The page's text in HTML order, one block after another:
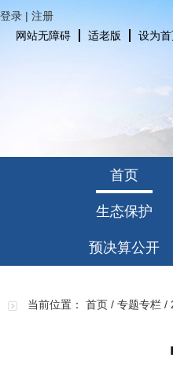
登录 | 注册
网站无障碍
适老版 设为
首页
生态保护
预决算公开
当前位置： 首页 / 专题专栏 /